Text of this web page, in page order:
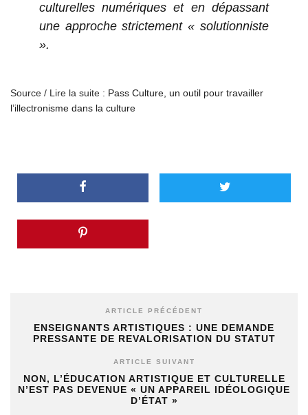
culturelles numériques et en dépassant
une approche strictement « solutionniste
».
Source / Lire la suite : Pass Culture, un outil pour travailler
l’illectronisme dans la culture
ARTICLE PRÉCÉDENT
ENSEIGNANTS ARTISTIQUES : UNE DEMANDE
PRESSANTE DE REVALORISATION DU STATUT
ARTICLE SUIVANT
NON, L’ÉDUCATION ARTISTIQUE ET CULTURELLE
N’EST PAS DEVENUE « UN APPAREIL IDÉOLOGIQUE
D’ÉTAT »